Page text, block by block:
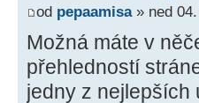
od pepaamisa» ned 04.
Možná máte v
přehledností
jedny z nejlepších